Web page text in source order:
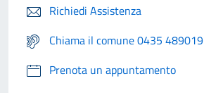
Richiedi Assistenza
Chiama il comune 0435 489019
Prenota un appuntamento